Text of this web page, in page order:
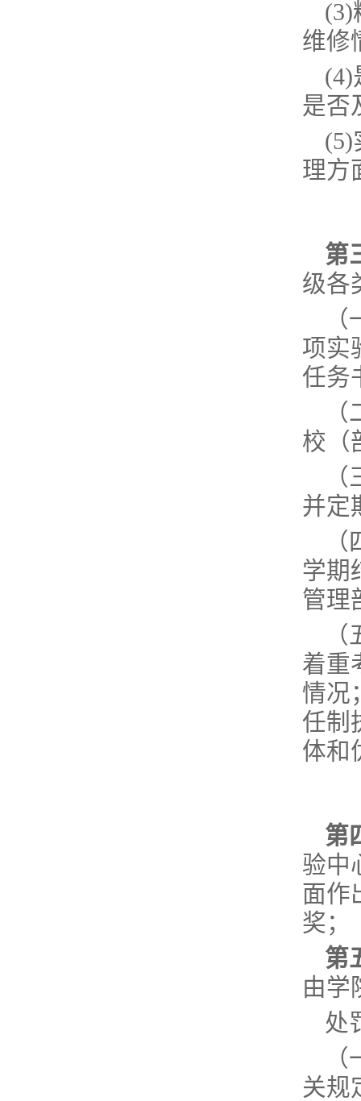
(3)
维修
(4)
是否
(5)
理方
第
级各
项实
任务
校（
并定
学期
管理
着重
情况
任制
体和
第
验中
面作
奖；
第
由学
处
关规